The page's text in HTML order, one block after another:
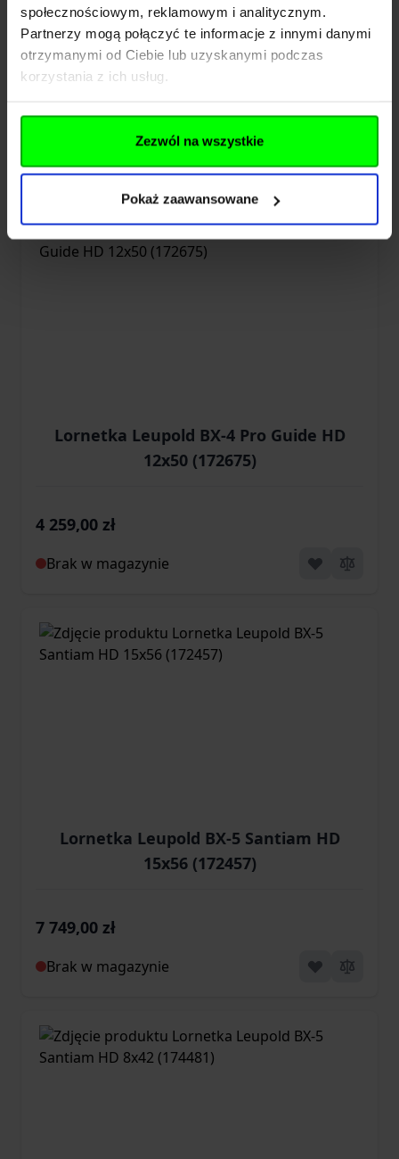
społecznościowym, reklamowym i analitycznym.
Partnerzy mogą połączyć te informacje z innymi danymi
otrzymanymi od Ciebie lub uzyskanymi podczas
korzystania z ich usług.
Zezwól na wszystkie
Pokaż zaawansowane
Lornetka Leupold BX-4 Pro Guide HD
10x42 (172666)
3 339,00 zł
Brak w magazynie
Lornetka Leupold BX-4 Pro Guide HD
12x50 (172675)
4 259,00 zł
Brak w magazynie
Lornetka Leupold BX-5 Santiam HD
15x56 (172457)
7 749,00 zł
Brak w magazynie